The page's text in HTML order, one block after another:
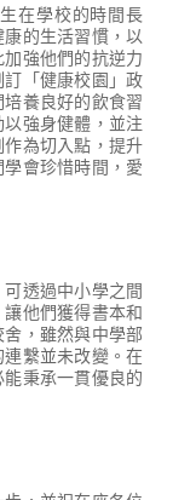
在學校的時間長
的生活習慣，以
強他們的抗逆力
「健康校園」政
養良好的飲食習
強身健體，並注
為切入點，提升
會珍惜時間，愛
透過中小學之間
他們獲得書本和
，雖然與中學部
繫並未改變。在
秉承一貫優良的